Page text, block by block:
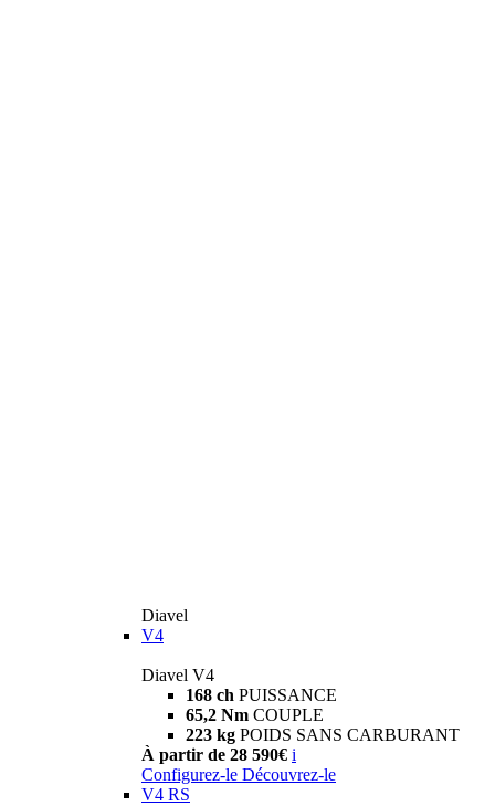
Diavel
V4
Diavel V4
168 ch PUISSANCE
65,2 Nm COUPLE
223 kg POIDS SANS CARBURANT
À partir de 28 590€ i
Configurez-le Découvrez-le
V4 RS